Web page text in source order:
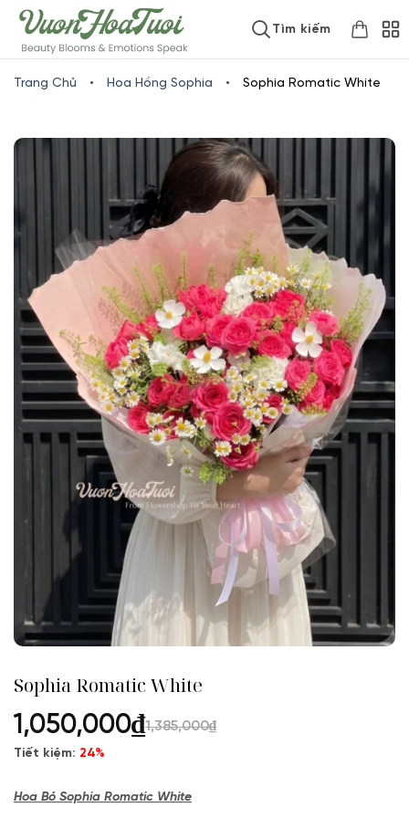
www.vuonhoatuoi.vnSkip
to
content
Tìm kiếm
Trang Chủ • Hoa Hồng Sophia • Sophia Romatic White
Sophia Romatic White
1,050,000₫1,385,000₫
Tiết kiệm: 24%
Hoa Bó Sophia Romatic White